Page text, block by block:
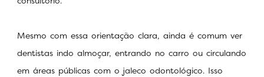
Mesmo com essa orientação clara, ainda é comum ver
dentistas indo almoçar, entrando no carro ou circulando
em áreas públicas com o jaleco odontológico. Isso